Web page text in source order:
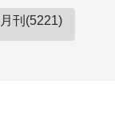
刊(5221)